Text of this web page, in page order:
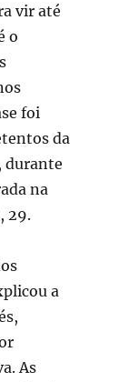
vir até
o
foi
da
durante
na
29.
a
As